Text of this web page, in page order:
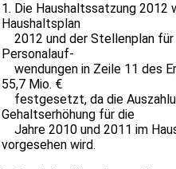
1. Die Haushaltssatzung 2012
Haushaltsplan
2012 und der Stellenplan
Personalauf-
wendungen in Zeile 11 des
55,7 Mio. €
festgesetzt, da die
Gehaltserhöhung für die
Jahre 2010 und 2011 im
vorgesehen wird.